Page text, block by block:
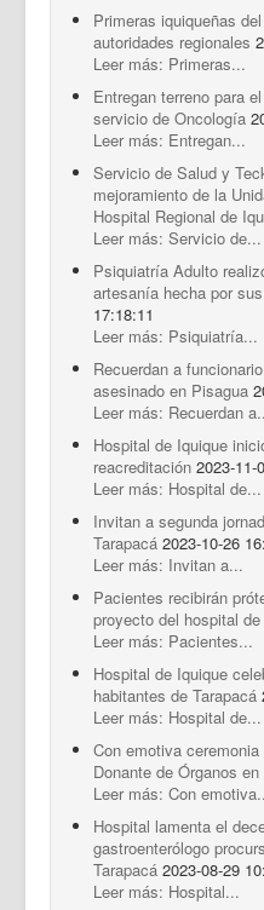
Primeras iquiqueñas
autoridades regionales
Leer más: Primeras...
Entregan terreno para
servicio de Oncología
Leer más: Entregan...
Servicio de Salud y
mejoramiento de la
Hospital Regional de
Leer más: Servicio de...
Psiquiatría Adulto
artesanía hecha por
17:18:11
Leer más: Psiquiatría...
Recuerdan a
asesinado en Pisagua
Leer más: Recuerdan
Hospital de Iquique
reacreditación 2023-11-
Leer más: Hospital de...
Invitan a segunda
Tarapacá 2023-10-26
Leer más: Invitan a...
Pacientes recibirán
proyecto del hospital
Leer más: Pacientes...
Hospital de Iquique
habitantes de Tarapacá
Leer más: Hospital de...
Con emotiva
Donante de Órganos
Leer más: Con
Hospital lamenta el
gastroenterólogo
Tarapacá 2023-08-29
Leer más: Hospital...